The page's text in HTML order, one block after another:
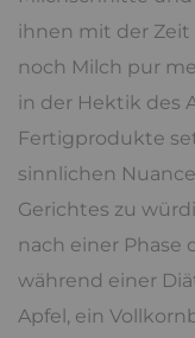
ihnen mit der Zeit
noch Milch pur
in der Hektik des
Fertigprodukte
sinnlichen
Gerichtes zu
nach einer Phase
während einer
Apfel, ein